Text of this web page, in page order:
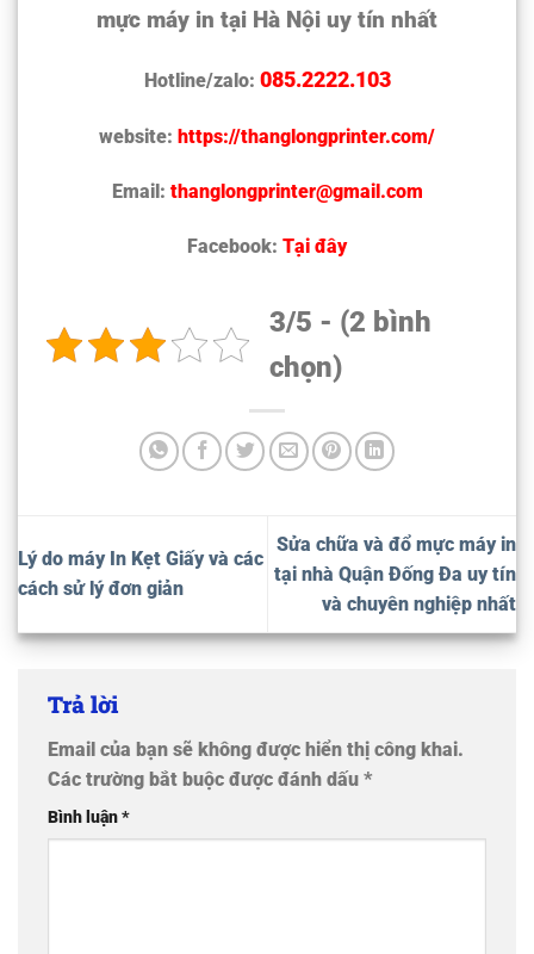
mực máy in tại Hà Nội uy tín nhất
Hotline/zalo: 085.2222.103
website: https://thanglongprinter.com/
Email: thanglongprinter@gmail.com
Facebook: Tại đây
3/5 - (2 bình
chọn)
Lý do máy In Kẹt Giấy và các
cách sử lý đơn giản
Sửa chữa và đổ mực máy in
tại nhà Quận Đống Đa uy tín
và chuyên nghiệp nhất
Trả lời
Email của bạn sẽ không được hiển thị công khai.
Các trường bắt buộc được đánh dấu *
Bình luận*